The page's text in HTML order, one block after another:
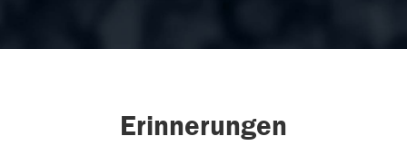
Erinnerungen